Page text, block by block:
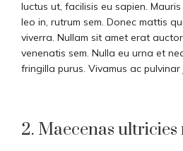
luctus ut, facilisis eu sapien.
leo in, rutrum sem. Donec mattis
viverra. Nullam sit amet erat
venenatis sem. Nulla eu urna et
fringilla purus. Vivamus ac pulvinar
2. Maecenas